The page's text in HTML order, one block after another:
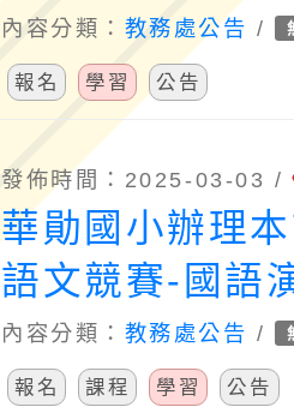
廣研習營
內容分類： 教務處公告 /
報名 學習 公告
發佈時間：2025-03-03 /
華勛國小辦理
語文競賽-國語
習營
內容分類： 教務處公告 /
報名 課程 學習 公告